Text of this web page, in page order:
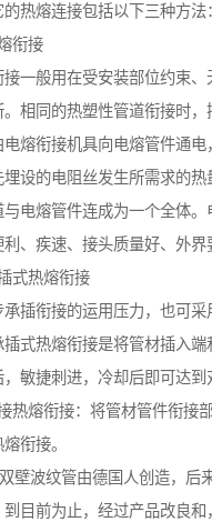
热熔连接包括以下三种方法：
衔接
接一般用在受安装部位约束
。相同的热塑性管道衔接时
电熔衔接机具向电熔管件通电
埋设的电阻丝发生所需求的热
与电熔管件连成为一个全体
、疾速、接头质量好、外界
式热熔衔接
承插衔接的运用压力，也可
插式热熔衔接是将管材插入端
，敏捷刺进，冷却后即可达到
热熔衔接：将管材管件衔接
衔接。
壁波纹管由德国人创造，后
到目前为止，经过产品改良